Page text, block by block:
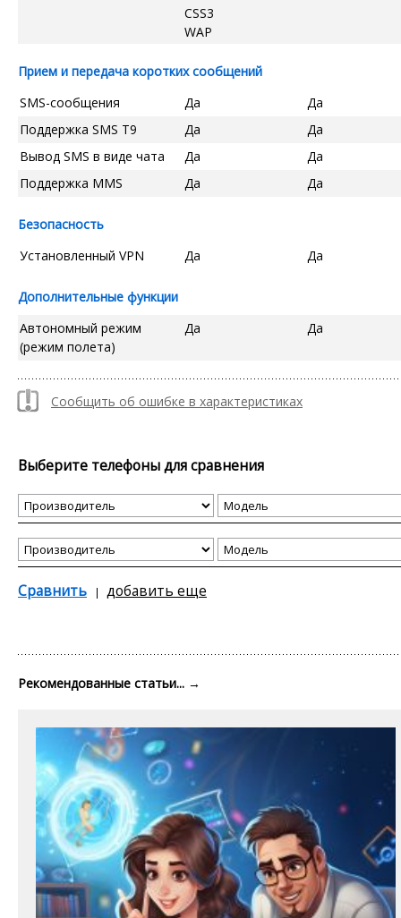
CSS3
WAP
Прием и передача коротких сообщений
SMS-сообщения
Да
Да
Поддержка SMS T9
Да
Да
Вывод SMS в виде чата
Да
Да
Поддержка MMS
Да Да
Безопасность
Установленный VPN
Да Да
Дополнительные функции
Автономный режим
(режим полета)
Да Да
Сообщить об ошибке в характеристиках
Выберите телефоны для сравнения
Сравнить добавить еще
Рекомендованные статьи... →